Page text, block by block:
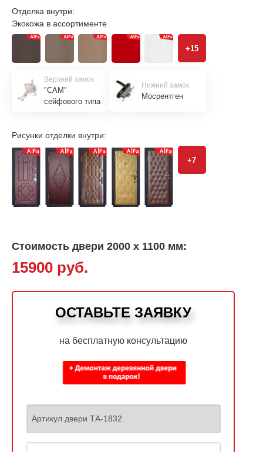
Отделка внутри:
Экокожа в ассортименте
+15
Верхний замок
"САМ"
сейфового типа
Нижний замок
Мосрентген
Рисунки отделки внутри:
+7
Стоимость двери 2000 х 1100 мм:
15900 руб.
ОСТАВЬТЕ ЗАЯВКУ
на бесплатную консультацию